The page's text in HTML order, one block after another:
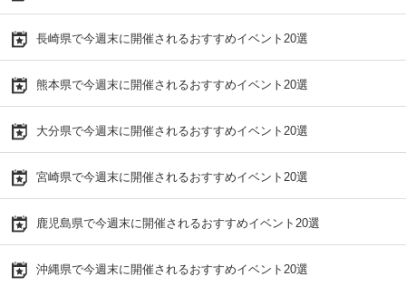
長崎県で今週末に開催されるおすすめイベント20選
熊本県で今週末に開催されるおすすめイベント20選
大分県で今週末に開催されるおすすめイベント20選
宮崎県で今週末に開催されるおすすめイベント20選
鹿児島県で今週末に開催されるおすすめイベント20選
沖縄県で今週末に開催されるおすすめイベント20選